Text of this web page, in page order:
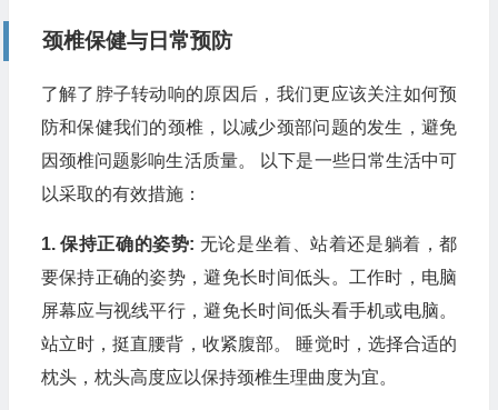
颈椎保健与日常预防
了解了脖子转动响的原因后，我们更应该关注如何预
防和保健我们的颈椎，以减少颈部问题的发生，避免
因颈椎问题影响生活质量。 以下是一些日常生活中可
以采取的有效措施：
1. 保持正确的姿势: 无论是坐着、站着还是躺着，都
要保持正确的姿势，避免长时间低头。工作时，电脑
屏幕应与视线平行，避免长时间低头看手机或电脑。
站立时，挺直腰背，收紧腹部。 睡觉时，选择合适的
枕头，枕头高度应以保持颈椎生理曲度为宜。